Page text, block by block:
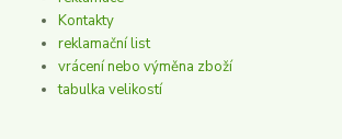
Kontakty
reklamační list
vrácení nebo výměna zboží
tabulka velikostí